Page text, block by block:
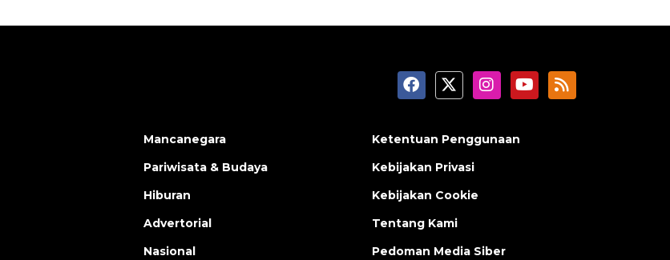
Mancanegara
Pariwisata & Budaya
Hiburan
Advertorial
Nasional
Ketentuan Penggunaan
Kebijakan Privasi
Kebijakan Cookie
Tentang Kami
Pedoman Media Siber